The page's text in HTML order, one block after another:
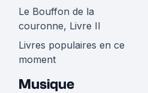
Le Bouffon de la
couronne, Livre II
Livres populaires en ce
moment
Musique